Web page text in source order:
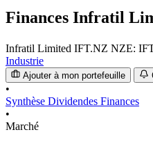
Finances Infratil
Infratil Limited IFT.NZ NZE:
Industrie
Ajouter à mon portefeuille
•
Synthèse Dividendes Finances
•
Marché